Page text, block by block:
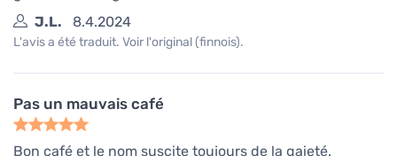
J.L.
8.4.2024
L'avis a été traduit. Voir l'original (finnois).
Pas un mauvais café
Bon café et le nom suscite toujours de la gaieté.